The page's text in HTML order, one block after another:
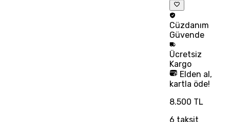
Cüzdanım
Güvende
Ücretsiz
Kargo
Elden al,
kartla öde!
8.500 TL
6 taksit